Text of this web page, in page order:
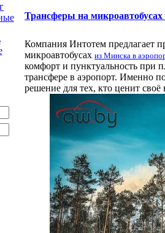
Трансферы на
Компания Интотем предлагает
микроавтобусах из Минска в
комфорт и пунктуальность при
трансфере в аэропорт. Именно
решение для тех, кто ценит